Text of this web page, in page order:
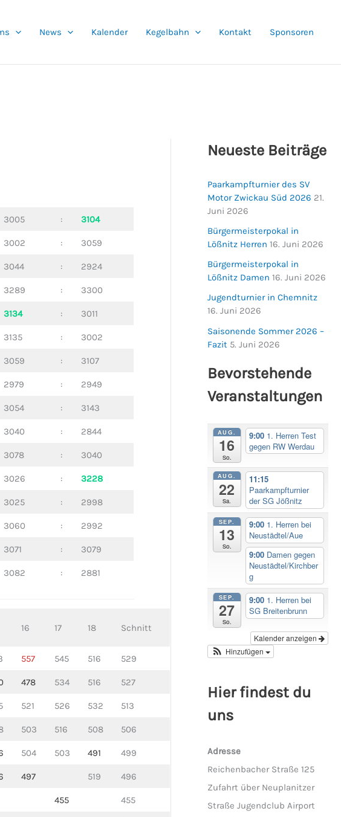
News Kalender Kegelbahn Kontakt Sponsoren
3005 : 3104
3002 : 3059
3044 : 2924
3289 : 3300
3134 : 3011
3135 : 3002
3059 : 3107
2979 : 2949
3054 : 3143
3040 : 2844
3078 : 3040
3026 : 3228
3025 : 2998
3060 : 2992
3071 : 3079
3082 : 2881
16 17 18 Schnitt
557 545 516 529
478 534 516 527
521 526 532 513
503 516 508 506
504 503 491 499
497 519 496
455 455
Neueste Beiträge
Paarkampfturnier des SV
Motor Zwickau Süd 2026 21.
Juni 2026
Bürgermeisterpokal in
Lößnitz Herren 16. Juni 2026
Bürgermeisterpokal in
Lößnitz Damen 16. Juni 2026
Jugendturnier in Chemnitz
16. Juni 2026
Saisonende Sommer 2026 –
Fazit 5. Juni 2026
Bevorstehende
Veranstaltungen
AUG.
16
So.
9:00 1. Herren Test
gegen RW Werdau
AUG.
22
Sa.
11:15
Paarkampfturnier
der SG Jößnitz
SEP.
13
So.
9:00 1. Herren bei
Neustädtel/Aue
9:00 Damen gegen
Neustädtel/Kirchber
g
SEP.
27
So.
9:00 1. Herren bei
SG Breitenbrunn
Kalender anzeigen
Hinzufügen
Hier findest du
uns
Adresse
Reichenbacher Straße 125
Zufahrt über Neuplanitzer
Straße Jugendclub Airport